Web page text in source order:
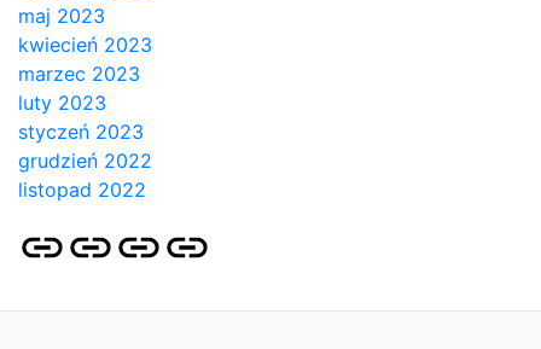
maj 2023
kwiecień 2023
marzec 2023
luty 2023
styczeń 2023
grudzień 2022
listopad 2022
Strona
główna
Pozycjonowanie
Stron
SKLEP
SEO
BLOG